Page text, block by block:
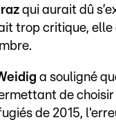
qui aurait dû
trop critique,
a souligné
de
de 2015,